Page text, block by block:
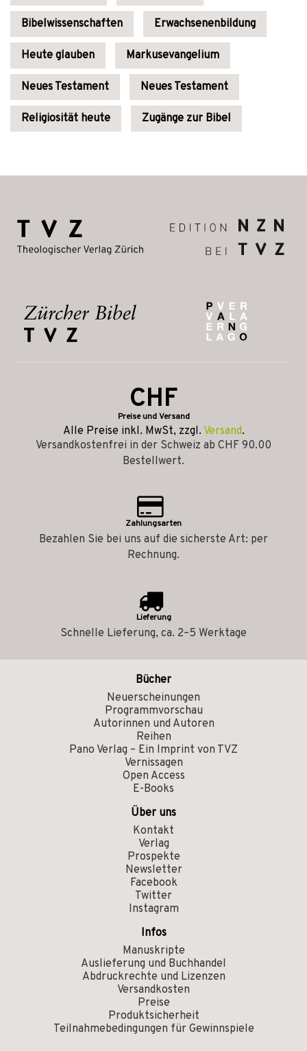
Bibelwissenschaften Erwachsenenbildung
Heute glauben Markusevangelium
Neues Testament Neues Testament
Religiosität heute Zugänge zur Bibel
CHF
Preise und Versand
Alle Preise inkl. MwSt, zzgl. Versand.
Versandkostenfrei in der Schweiz ab CHF 90.00
Bestellwert.
Zahlungsarten
Bezahlen Sie bei uns auf die sicherste Art: per
Rechnung.
Lieferung
Schnelle Lieferung, ca. 2–5 Werktage
Bücher
Neuerscheinungen
Programmvorschau
Autorinnen und Autoren
Reihen
Pano Verlag – Ein Imprint von TVZ
Vernissagen
Open Access
E-Books
Über uns
Kontakt
Verlag
Prospekte
Newsletter
Facebook
Twitter
Instagram
Infos
Manuskripte
Auslieferung und Buchhandel
Abdruckrechte und Lizenzen
Versandkosten
Preise
Produktsicherheit
Teilnahmebedingungen für Gewinnspiele